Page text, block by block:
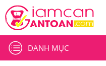
DANH MỤC